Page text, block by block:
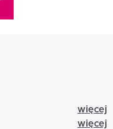
więcej
więcej